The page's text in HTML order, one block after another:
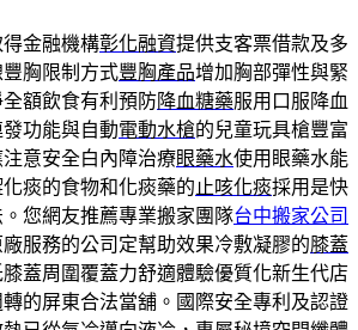
金融機構彰化融資提供支客票借款及多
胸限制方式豐胸產品增加胸部彈性與緊
額飲食有利預防降血糖藥服用口服降血
功能與自動電動水槍的兒童玩具槍豐富
意安全白內障治療眼藥水使用眼藥水能
痰的食物和化痰藥的 止咳化痰採用是快
您網友推薦專業搬家團隊台中搬家公司
服務的公司定幫助效果冷敷凝膠的膝蓋
蓋周圍覆蓋力舒適體驗優質化新生代店
的屏東合法當舖。國際安全專利及認證